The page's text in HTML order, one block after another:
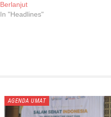
Berlanjut
In "Headlines"
AGENDA UMAT